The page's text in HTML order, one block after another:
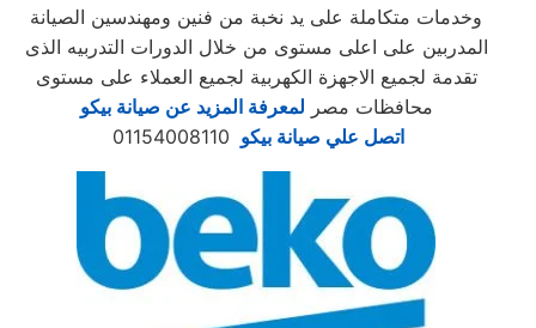
وخدمات متكاملة على يد نخبة من فنين ومهندسين الصيانة
المدربين على اعلى مستوى من خلال الدورات التدربيه الذى
تقدمة لجميع الاجهزة الكهربية لجميع العملاء على مستوى
محافظات مصر لمعرفة المزيد عن صيانة بيكو
اتصل علي صيانة بيكو